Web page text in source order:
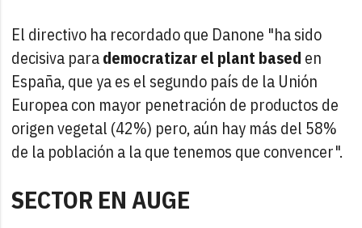
El directivo ha recordado que Danone "ha sido
decisiva parademocratizar el plant based en
España, que ya es el segundo país de la Unión
Europea con mayor penetración de productos de
origen vegetal (42%) pero, aún hay más del 58%
de la población a la que tenemos que convencer".
SECTOR EN AUGE